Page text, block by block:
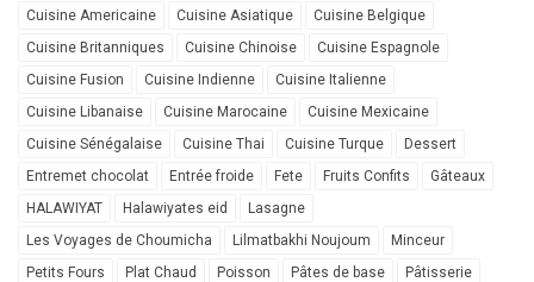
Cuisine Americaine
Cuisine Asiatique
Cuisine Belgique
Cuisine Britanniques
Cuisine Chinoise
Cuisine Espagnole
Cuisine Fusion
Cuisine Indienne
Cuisine Italienne
Cuisine Libanaise
Cuisine Marocaine
Cuisine Mexicaine
Cuisine Sénégalaise
Cuisine Thai Cuisine Turque
Dessert
Entremet chocolat
Entrée froide Fete Fruits Confits
Gâteaux
HALAWIYAT
Halawiyates eid
Lasagne
Les Voyages de Choumicha
Lilmatbakhi Noujoum
Minceur
Petits Fours
Plat Chaud Poisson Pâtes de base
Pâtisserie